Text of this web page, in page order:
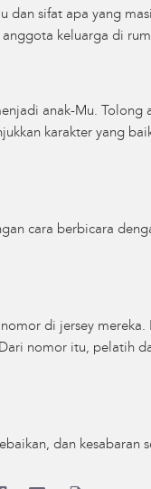
dan sifat apa yang
anggota keluarga di
anak-Mu.
karakter yang
cara berbicara
di jersey
nomor itu, pelatih
dan kesabaran